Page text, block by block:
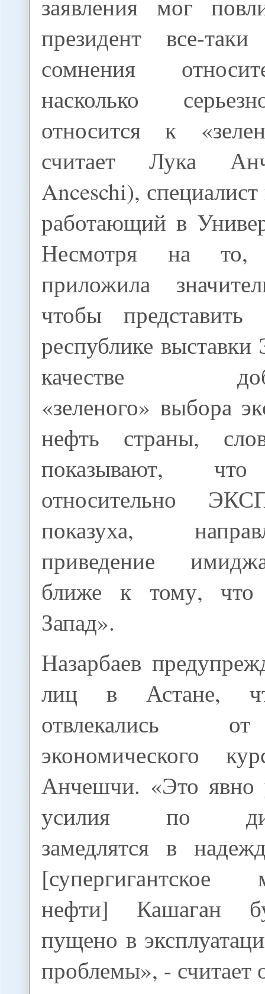
заявления мог
президент все-
сомнения
насколько
относится к
считает Лука
Anceschi),
работающий в
Несмотря на то,
приложила
чтобы представить
республике
качестве
«зеленого» выбора
нефть страны,
показывают, что
относительно
показуха,
приведение
ближе к тому, что
Запад».
Назарбаев
лиц в Астане,
отвлекались
экономического
Анчешчи. «Это явно
усилия по
замедлятся в
[супергигантское
нефти] Кашаган
пущено в
проблемы», - считает